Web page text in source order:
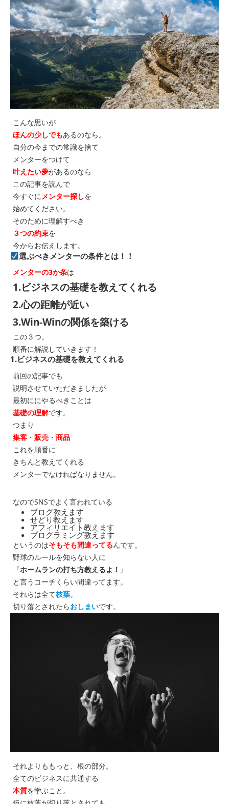
こんな思いが
ほんの少しでもあるのなら。
自分の今までの常識を捨て
メンターをつけて
叶えたい夢があるのなら
この記事を読んで
今すぐにメンター探しを
始めてください。
そのために理解すべき
３つの約束を
今からお伝えします。
選ぶべきメンターの条件とは！！
メンターの3か条は
1.ビジネスの基礎を教えてくれる
2.心の距離が近い
3.Win-Winの関係を築ける
この３つ。
順番に解説していきます！
1.ビジネスの基礎を教えてくれる
前回の記事でも
説明させていただきましたが
最初ににやるべきことは
基礎の理解です。
つまり
集客 ・ 販売 ・ 商品
これを順番に
きちんと教えてくれる
メンターでなければなりません。
なのでSNSでよく言われている
ブログ教えます
せどり教えます
アフィリエイト教えます
プログラミング教えます
というのはそもそも間違ってるんです。
野球のルールを知らない人に
『ホームランの打ち方教えるよ！ 』
と言うコーチくらい間違ってます。
それらは全て枝葉。
切り落とされたらおしまいです。
それよりももっと、根の部分。
全てのビジネスに共通する
本質を学ぶこと。